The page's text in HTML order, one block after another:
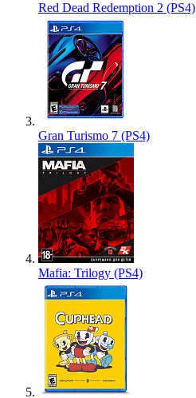
Red Dead Redemption 2 (PS4)
Gran Turismo 7 (PS4)
Mafia: Trilogy (PS4)